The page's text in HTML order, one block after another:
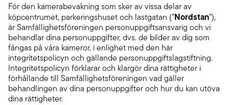
För den kamerabevakning som sker av vissa delar av
köpcentrumet, parkeringshuset och lastgatan (”Nordstan”),
är Samfällighetsföreningen personuppgiftsansvarig och vi
behandlar dina personuppgifter, dvs. de bilder av dig som
fångas på våra kameror, i enlighet med den här
integritetspolicyn och gällande personuppgiftslagstiftning.
Integritetspolicyn förklarar och klargör dina rättigheter i
förhållande till Samfällighetsföreningen vad gäller
behandlingen av dina personuppgifter och hur du kan utöva
dina rättigheter.